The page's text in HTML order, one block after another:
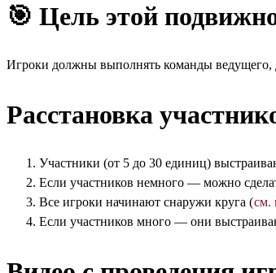
🎯 Цель этой
Игроки должны выполнять команды ведущего,
Расстановка
Участники (от 5 до 30 единиц)
Если участников немного — можно
Все игроки начинают снаружи круга (см.
Если участников много — они